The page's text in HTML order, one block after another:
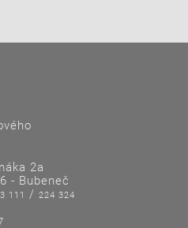
2a
- Bubeneč
111 /224 324